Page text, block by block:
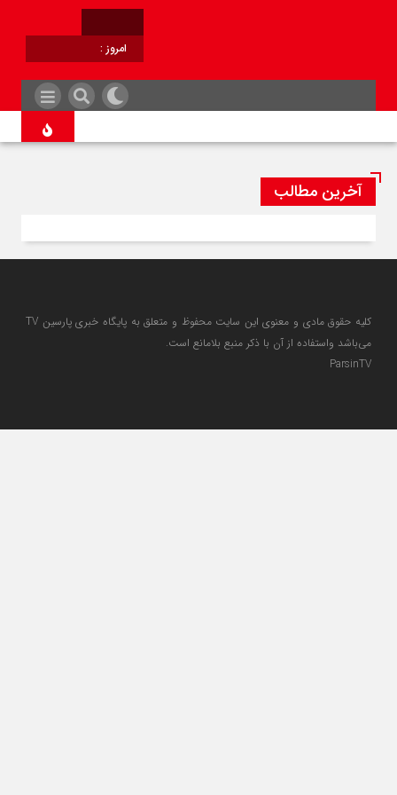
امروز :
آخرین مطالب
کلیه حقوق مادی و معنوی این سایت محفوظ و متعلق به پایگاه خبری پارسین TV
می‌باشد واستفاده از آن با ذکر منبع بلامانع است.
ParsinTV